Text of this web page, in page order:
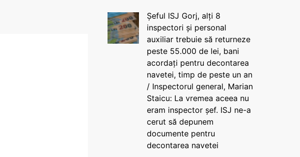
Șeful ISJ Gorj, alți 8
inspectori și personal
auxiliar trebuie să returneze
peste 55.000 de lei, bani
acordați pentru decontarea
navetei, timp de peste un an
/ Inspectorul general, Marian
Staicu: La vremea aceea nu
eram inspector șef. ISJ ne-a
cerut să depunem
documente pentru
decontarea navetei